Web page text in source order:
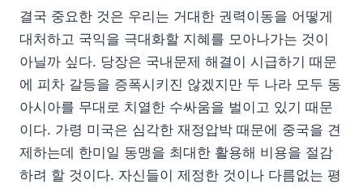
결국 중요한 것은 우리는 거대한 권력이동을 어떻게
대처하고 국익을 극대화할 지혜를 모아나가는 것이
아닐까 싶다. 당장은 국내문제 해결이 시급하기 때문
에 피차 갈등을 증폭시키진 않겠지만 두 나라 모두 동
아시아를 무대로 치열한 수싸움을 벌이고 있기 때문
이다. 가령 미국은 심각한 재정압박 때문에 중국을 견
제하는데 한미일 동맹을 최대한 활용해 비용을 절감
하려 할 것이다. 자신들이 제정한 것이나 다름없는 평